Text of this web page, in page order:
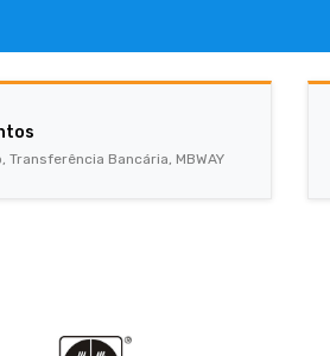
Transferência Bancária, MBWAY